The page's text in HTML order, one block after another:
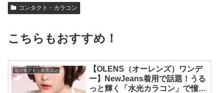
コンタクト・カラコン
こちらもおすすめ！
コンタクト・カラコン
【OLENS（オーレンズ）ワンデ
ー】NewJeans着用で話題！うる
っと輝く「水光カラコン」で憧れ